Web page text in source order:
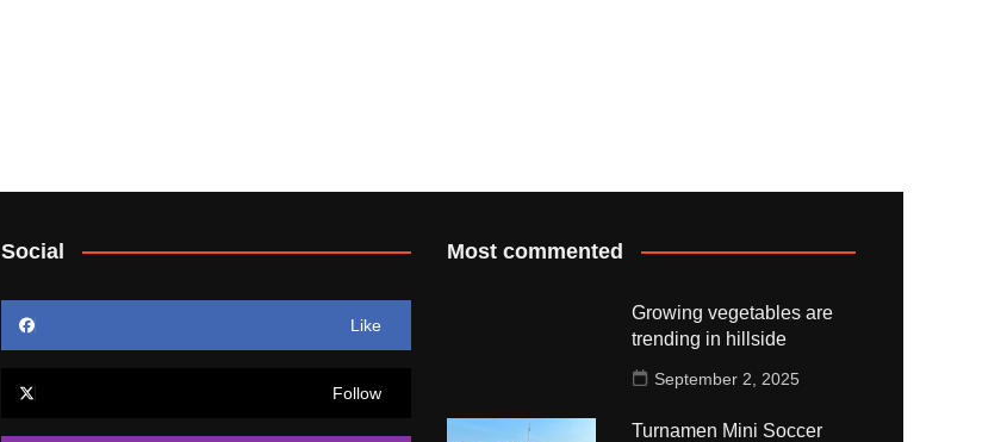
Social
Like
Follow
Most commented
Growing vegetables are
trending in hillside
September 2, 2025
Turnamen Mini Soccer